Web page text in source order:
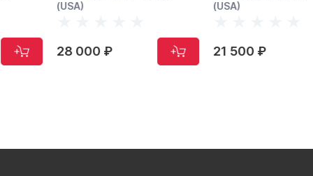
28 000 ₽ 21 500 ₽